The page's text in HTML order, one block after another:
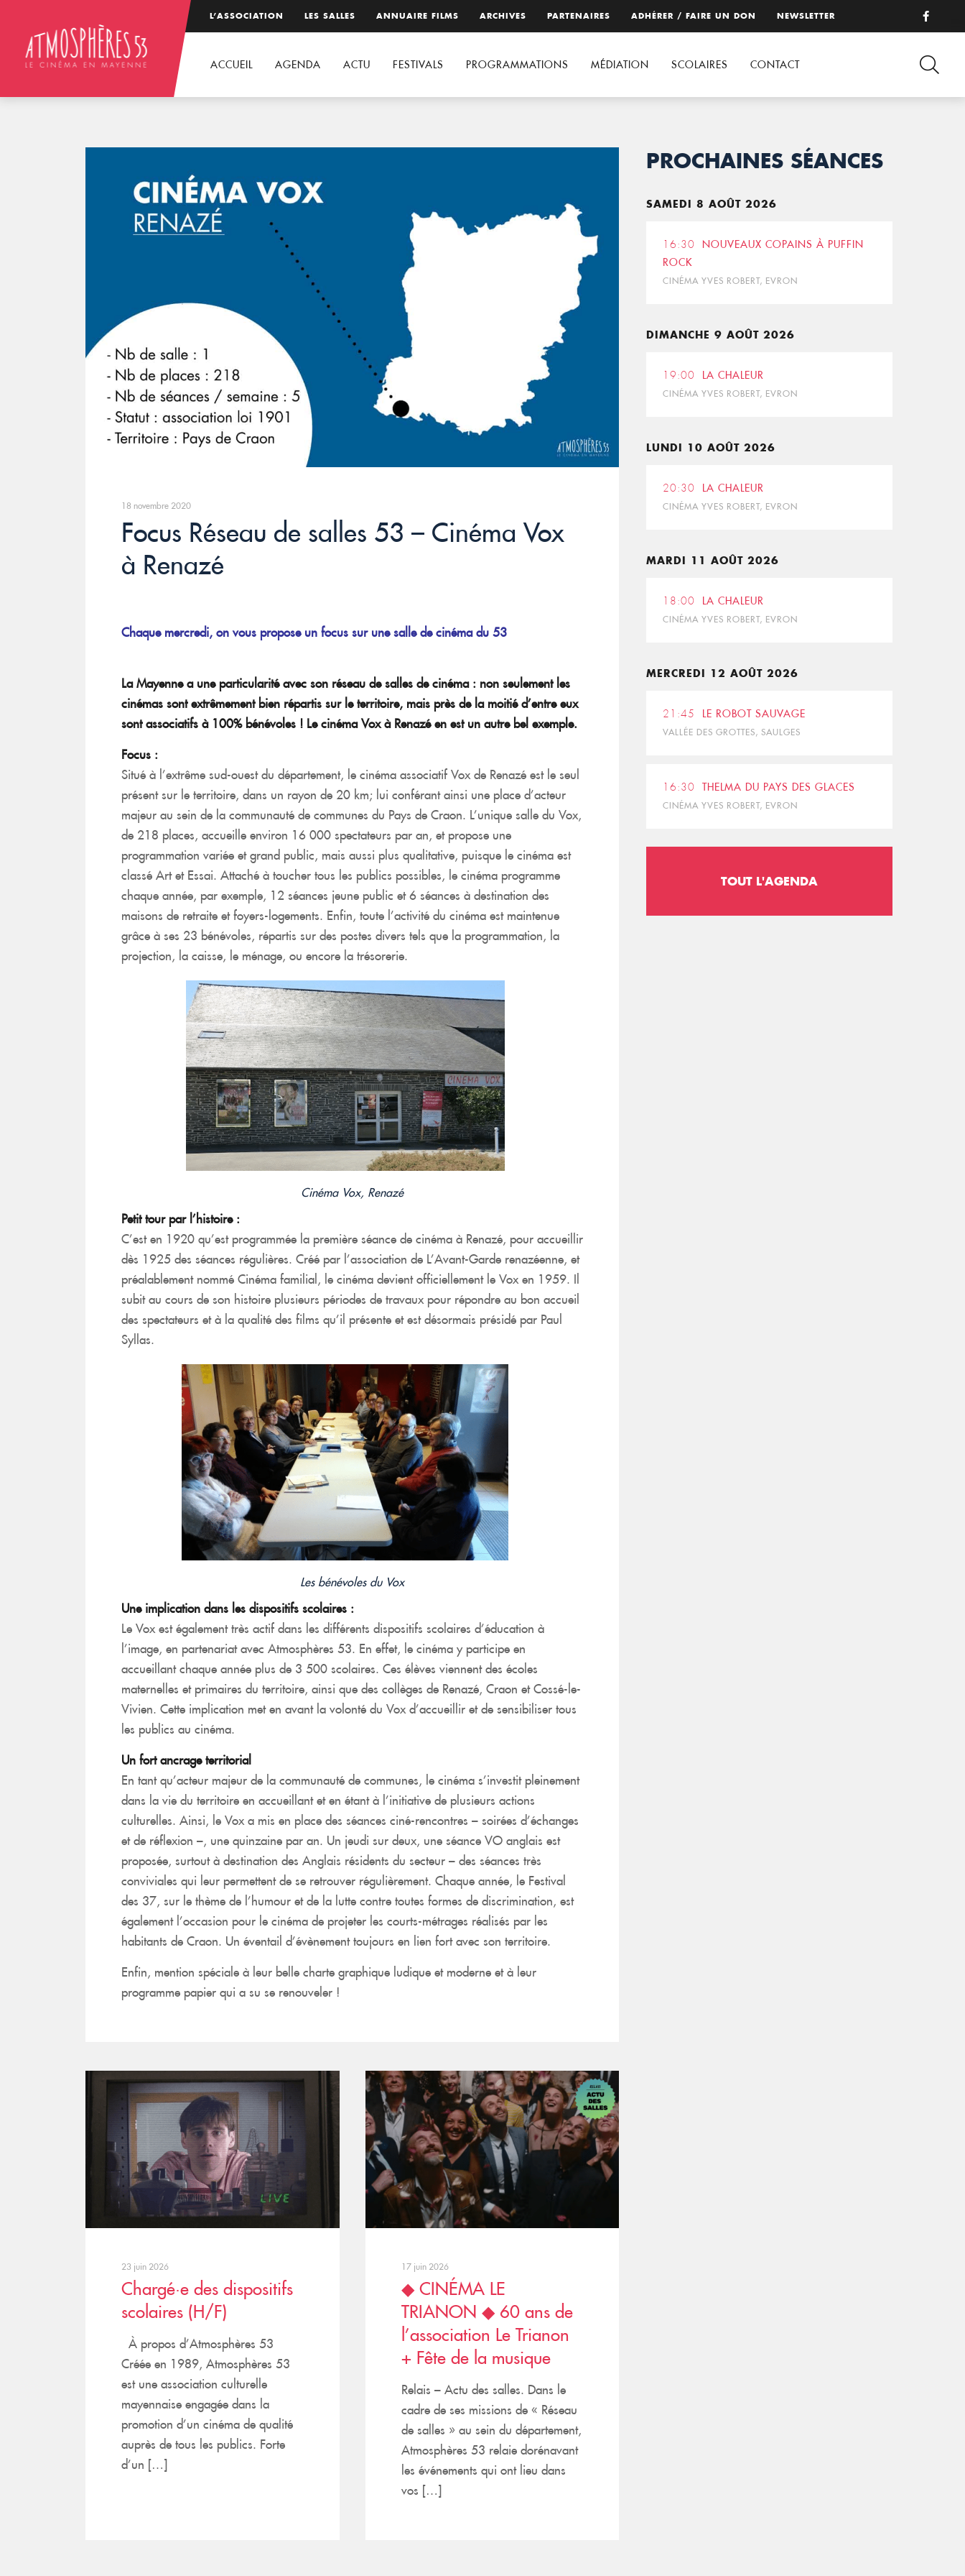
L’ASSOCIATION LES SALLES ANNUAIRE FILMS ARCHIVES PARTENAIRES ADHÉRER / FAIRE UN DON NEWSLETTER
ACCUEIL AGENDA ACTU FESTIVALS PROGRAMMATIONS MÉDIATION SCOLAIRES CONTACT
18 novembre 2020
Focus Réseau de salles 53 – Cinéma Vox
à Renazé
Chaque mercredi, on vous propose un focus sur une salle de cinéma du 53
La Mayenne a une particularité avec son réseau de salles de cinéma : non seulement les
cinémas sont extrêmement bien répartis sur le territoire, mais près de la moitié d’entre eux
sont associatifs à 100% bénévoles ! Le cinéma Vox à Renazé en est un autre bel exemple.
Focus :
Situé à l’extrême sud-ouest du département, le cinéma associatif Vox de Renazé est le seul
présent sur le territoire, dans un rayon de 20 km; lui conférant ainsi une place d’acteur
majeur au sein de la communauté de communes du Pays de Craon. L’unique salle du Vox,
de 218 places, accueille environ 16 000 spectateurs par an, et propose une
programmation variée et grand public, mais aussi plus qualitative, puisque le cinéma est
classé Art et Essai. Attaché à toucher tous les publics possibles, le cinéma programme
chaque année, par exemple, 12 séances jeune public et 6 séances à destination des
maisons de retraite et foyers-logements. Enfin, toute l’activité du cinéma est maintenue
grâce à ses 23 bénévoles, répartis sur des postes divers tels que la programmation, la
projection, la caisse, le ménage, ou encore la trésorerie.
Cinéma Vox, Renazé
Petit tour par l’histoire :
C’est en 1920 qu’est programmée la première séance de cinéma à Renazé, pour accueillir
dès 1925 des séances régulières. Créé par l’association de L’Avant-Garde renazéenne, et
préalablement nommé Cinéma familial, le cinéma devient officiellement le Vox en 1959. Il
subit au cours de son histoire plusieurs périodes de travaux pour répondre au bon accueil
des spectateurs et à la qualité des films qu’il présente et est désormais présidé par Paul
Syllas.
Les bénévoles du Vox
Une implication dans les dispositifs scolaires :
Le Vox est également très actif dans les différents dispositifs scolaires d’éducation à
l’image, en partenariat avec Atmosphères 53. En effet, le cinéma y participe en
accueillant chaque année plus de 3 500 scolaires. Ces élèves viennent des écoles
maternelles et primaires du territoire, ainsi que des collèges de Renazé, Craon et Cossé-le-
Vivien. Cette implication met en avant la volonté du Vox d’accueillir et de sensibiliser tous
les publics au cinéma.
Un fort ancrage territorial
En tant qu’acteur majeur de la communauté de communes, le cinéma s’investit pleinement
dans la vie du territoire en accueillant et en étant à l’initiative de plusieurs actions
culturelles. Ainsi, le Vox a mis en place des séances ciné-rencontres – soirées d’échanges
et de réflexion –, une quinzaine par an. Un jeudi sur deux, une séance VO anglais est
proposée, surtout à destination des Anglais résidents du secteur – des séances très
conviviales qui leur permettent de se retrouver régulièrement. Chaque année, le Festival
des 37, sur le thème de l’humour et de la lutte contre toutes formes de discrimination, est
également l’occasion pour le cinéma de projeter les courts-métrages réalisés par les
habitants de Craon. Un éventail d’évènement toujours en lien fort avec son territoire.
Enfin, mention spéciale à leur belle charte graphique ludique et moderne et à leur
programme papier qui a su se renouveler !
23 juin 2026
Chargé·e des dispositifs
scolaires (H/F)
À propos d’Atmosphères 53
Créée en 1989, Atmosphères 53
est une association culturelle
mayennaise engagée dans la
promotion d’un cinéma de qualité
auprès de tous les publics. Forte
d’un […]
17 juin 2026
◆ CINÉMA LE
TRIANON ◆ 60 ans de
l’association Le Trianon
+ Fête de la musique
Relais – Actu des salles. Dans le
cadre de ses missions de « Réseau
de salles » au sein du département,
Atmosphères 53 relaie dorénavant
les événements qui ont lieu dans
vos […]
PROCHAINES SÉANCES
SAMEDI 8 AOÛT 2026
16:30
NOUVEAUX COPAINS À PUFFIN
ROCK
CINÉMA YVES ROBERT, EVRON
DIMANCHE 9 AOÛT 2026
19:00 LA CHALEUR
CINÉMA YVES ROBERT, EVRON
LUNDI 10 AOÛT 2026
20:30 LA CHALEUR
CINÉMA YVES ROBERT, EVRON
MARDI 11 AOÛT 2026
18:00 LA CHALEUR
CINÉMA YVES ROBERT, EVRON
MERCREDI 12 AOÛT 2026
21:45 LE ROBOT SAUVAGE
VALLÉE DES GROTTES, SAULGES
16:30 THELMA DU PAYS DES GLACES
CINÉMA YVES ROBERT, EVRON
TOUT L'AGENDA